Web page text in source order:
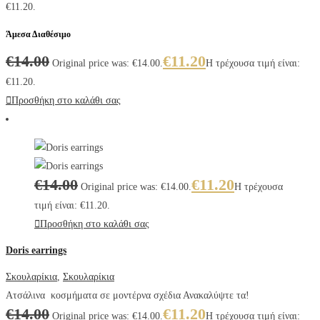
€11.20.
Άμεσα Διαθέσιμο
€14.00 Original price was: €14.00. €11.20Η τρέχουσα τιμή είναι:
€11.20.
Προσθήκη στο καλάθι σας
€14.00 Original price was: €14.00. €11.20Η τρέχουσα
τιμή είναι: €11.20.
Προσθήκη στο καλάθι σας
Doris earrings
Σκουλαρίκια Σκουλαρίκια
Ατσάλινα κοσμήματα σε μοντέρνα σχέδια Ανακαλύψτε τα!
€14.00 Original price was: €14.00. €11.20Η τρέχουσα τιμή είναι: